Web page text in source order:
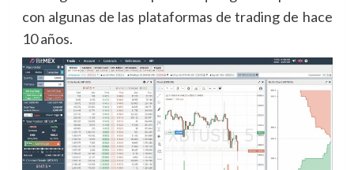
con algunas de las plataformas de trading de hace
10 años.